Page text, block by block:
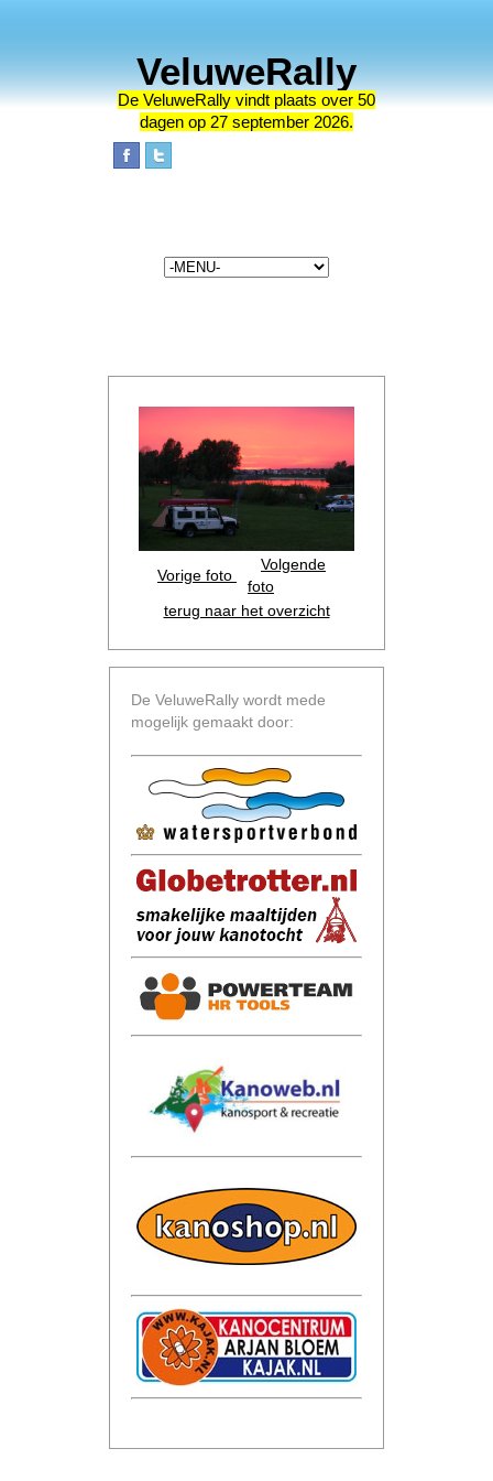
VeluweRally
De VeluweRally vindt plaats over 50
dagen op 27 september 2026.
Vorige foto
Volgende
foto
terug naar het overzicht
De VeluweRally wordt mede
mogelijk gemaakt door: